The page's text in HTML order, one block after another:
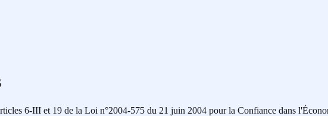
6-III et 19 de la Loi n°2004-575 du 21 juin 2004 pour la Confiance dans